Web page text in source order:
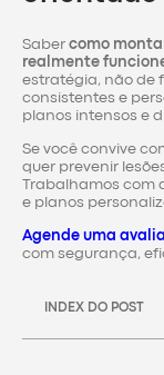
Saber como
realmente
estratégia, não de
consistentes e
planos intensos e
Se você convive
quer prevenir
Trabalhamos com
e planos
Agende uma
com segurança,
INDEX DO POST